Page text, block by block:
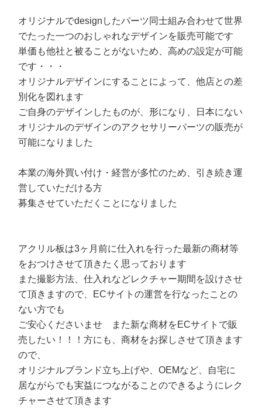
オリジナルでdesignしたパーツ同士組み合わせて世界
でたった一つのおしゃれなデザインを販売可能です
単価も他社と被ることがないため、高めの設定が可能
です・・・
オリジナルデザインにすることによって、他店との差
別化を図れます
ご自身のデザインしたものが、形になり、日本にない
オリジナルのデザインのアクセサリーパーツの販売が
可能になりました
本業の海外買い付け・経営が多忙のため、引き続き運
営していただける方
募集させていただくことになりました
アクリル板は3ヶ月前に仕入れを行った最新の商材等
をおつけさせて頂きたく思っております
また撮影方法、仕入れなどレクチャー期間を設けさせ
て頂きますので、ECサイトの運営を行なったことの
ない方でも
ご安心くださいませ また新な商材をECサイトで販
売したい！！！方にも、商材をお探しさせて頂きます
ので、
オリジナルブランド立ち上げや、OEMなど、自宅に
居ながらでも実益につながることのできるようにレク
チャーさせて頂きます